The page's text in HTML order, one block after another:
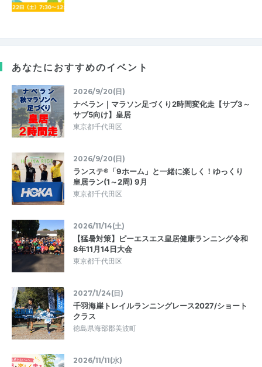
あなたにおすすめのイベント
2026/9/20(日)
ナベラン｜マラソン足づくり2時間変化走【サブ3～
サブ5向け】皇居
東京都千代田区
2026/9/20(日)
ランステ®「9ホーム」と一緒に楽しく！ゆっくり
皇居ラン(1～2周) 9月
東京都千代田区
2026/11/14(土)
【猛暑対策】ピーエスエス皇居健康ランニング令和
8年11月14日大会
東京都千代田区
2027/1/24(日)
千羽海崖トレイルランニングレース2027/ショート
クラス
徳島県海部郡美波町
2026/11/11(水)